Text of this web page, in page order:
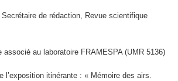
de rédaction, Revue scientifique
associé au laboratoire FRAMESPA (UMR 5136)
l’exposition itinérante : « Mémoire des airs.